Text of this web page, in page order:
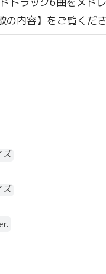
の内容】をご覧くださ
ズ
ズ